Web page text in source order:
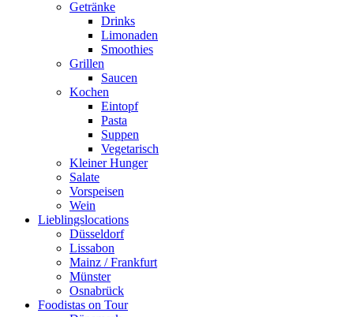
Getränke
Drinks
Limonaden
Smoothies
Grillen
Saucen
Kochen
Eintopf
Pasta
Suppen
Vegetarisch
Kleiner Hunger
Salate
Vorspeisen
Wein
Lieblingslocations
Düsseldorf
Lissabon
Mainz / Frankfurt
Münster
Osnabrück
Foodistas on Tour